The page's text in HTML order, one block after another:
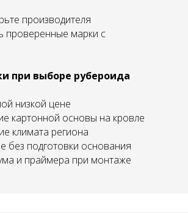
производителя
проверенные марки с
при выборе рубероида
низкой цене
картонной основы на кровле
климата региона
без подготовки основания
и праймера при монтаже